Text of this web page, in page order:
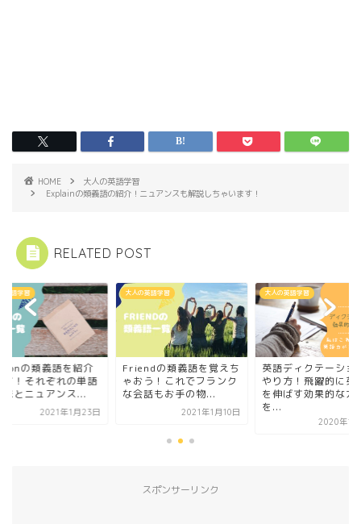
HOME
大人の英語学習
Explainの類義語の紹介！ニュアンスも解説しちゃいます！
RELATED POST
英語学習
の類義語を紹介
す！それぞれの単語
味とニュアンス...
2021年1月23日
大人の英語学習
Friendの類義語を覚えち
ゃおう！これでフランク
な会話もお手の物...
2021年1月10日
大人の英語学習
英語ディクテーショ
やり方！飛躍的に英
を伸ばす効果的な方
を...
2020年1
スポンサーリンク